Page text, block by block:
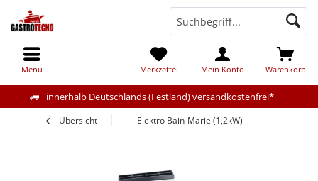
innerhalb Deutschlands (Festland) versandkostenfrei*
Warenkorb
Merkzettel Mein Konto
Menü
Übersicht Elektro Bain-Marie (1,2kW)